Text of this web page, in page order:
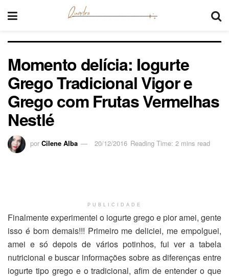
Momento delícia: Iogurte
Grego Tradicional Vigor e
Grego com Frutas Vermelhas
Nestlé
por Cilene Alba 20/12/2016 Reading Time: 2 mins read
PUBLICIDADE
Finalmente experimentei o iogurte grego e pior amei, gente
isso é bom demais!!! Primeiro me deliciei, me empolguei,
amei e só depois de vários potinhos, fui ver a tabela
nutricional e buscar informações sobre as diferenças entre
iogurte tipo grego e o tradicional, afim de entender o que